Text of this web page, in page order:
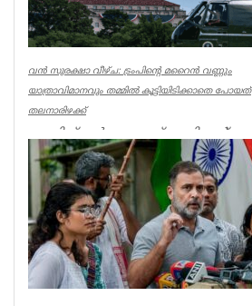
വൻ സുരക്ഷാ വീഴ്ച: ട്രംപിന്റെ മറൈൻ വണ്ണും
യാത്രാവിമാനവും തമ്മിൽ കൂട്ടിയിടിക്കാതെ പോയത്
തലനാരിഴക്ക്
വാഷിങ്ടൺ: യു.എസ് പ്രസിഡന്റ്
ഡോണൾഡ് ട്രംപിന്റെ ഔദ്യോഗിക
ഹെലികോപ്റ്ററായ 'മറൈൻ വൺ’,
വാഷിങ്ടണിലെ റൊണാൾഡ...
World